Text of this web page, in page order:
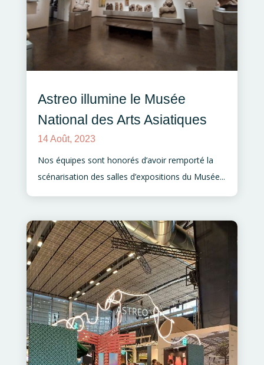
Astreo illumine le Musée
National des Arts Asiatiques
14 Août, 2023
Nos équipes sont honorés d’avoir remporté la
scénarisation des salles d’expositions du Musée...